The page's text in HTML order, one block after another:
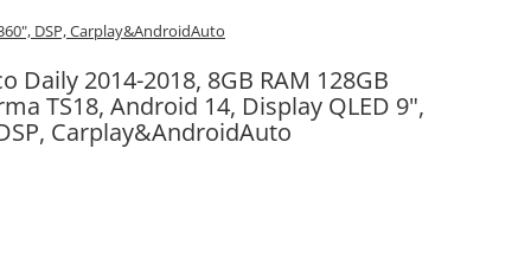
DSP, Carplay&AndroidAuto
Daily 2014-2018, 8GB RAM 128GB
TS18, Android 14, Display QLED 9",
Carplay&AndroidAuto